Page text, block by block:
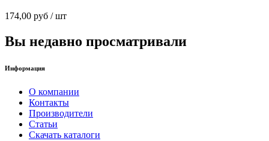
174,00 руб / шт
Вы недавно просматривали
Информация
О компании
Контакты
Производители
Статьи
Скачать каталоги